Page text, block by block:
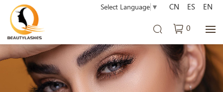
Select Language ▼
0
CN ES EN